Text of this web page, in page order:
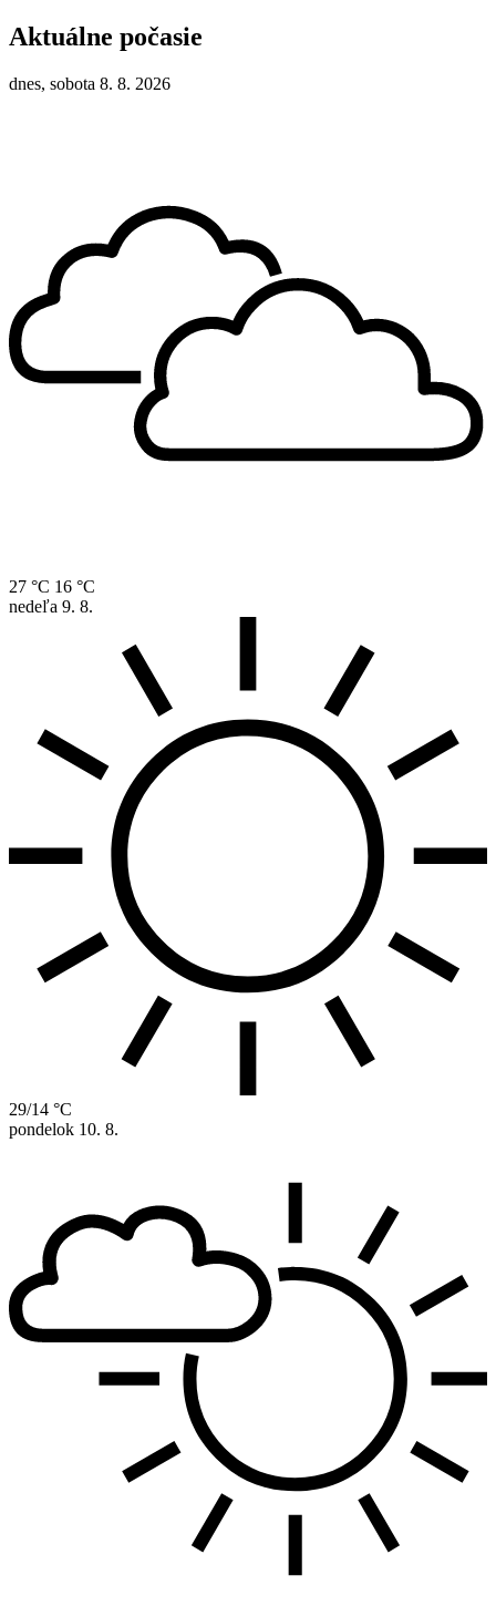
Aktuálne počasie
dnes, sobota 8. 8. 2026
27 °C 16 °C
nedeľa 9. 8.
29/14 °C
pondelok 10. 8.